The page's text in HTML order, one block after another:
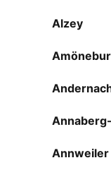
Alzey
Annweiler